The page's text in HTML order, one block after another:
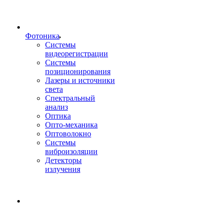
Фотоника
Cистемы
видеорегистрации
Системы
позиционирования
Лазеры и источники
света
Спектральный
анализ
Оптика
Опто-механика
Оптоволокно
Системы
виброизоляции
Детекторы
излучения